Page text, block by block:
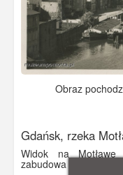
Obraz
Gdańsk, rzeka
Widok na Motławę
zabudowa z obu stron